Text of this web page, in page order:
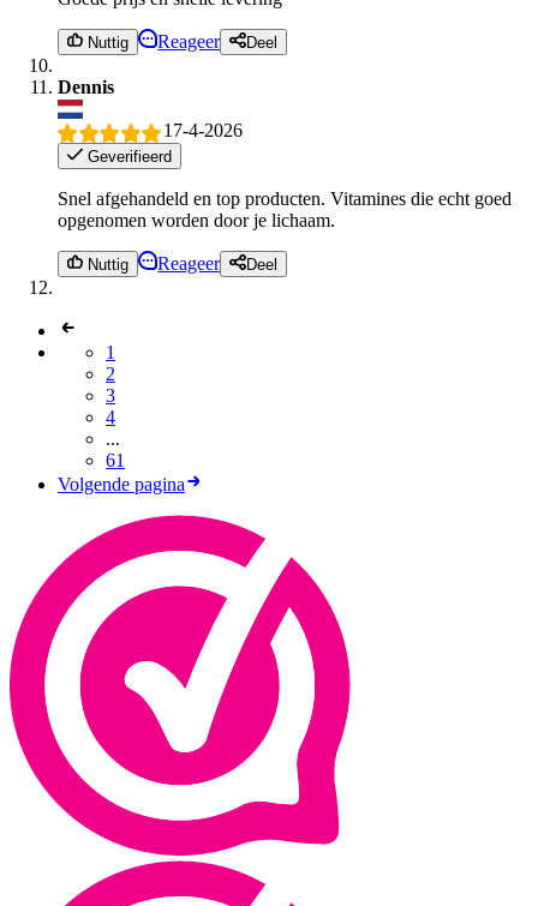
Nuttig Reageer Deel
Dennis
17-4-2026
Geverifieerd
Snel afgehandeld en top producten. Vitamines die echt goed
opgenomen worden door je lichaam.
Nuttig Reageer Deel
1
2
3
4
...
61
Volgende pagina